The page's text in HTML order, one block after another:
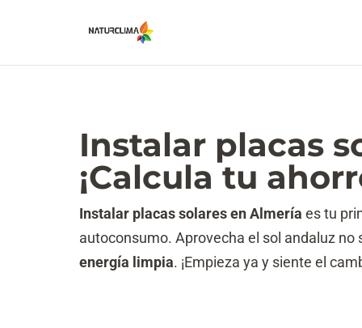
Instalar placas
¡Calcula tu
Instalar placas solares en Almería es tu
autoconsumo. Aprovecha el sol andaluz
energía limpia. ¡Empieza ya y siente el